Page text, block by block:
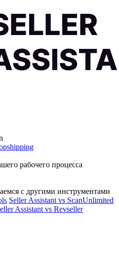
рабочего процесса
с другими инструментами
Seller Assistant vs ScanUnlimited
Assistant vs Revseller